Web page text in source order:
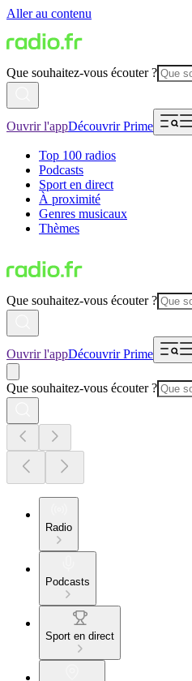
Aller au contenu
Que souhaitez-vous écouter ?
Ouvrir l'appDécouvrir Prime
Top 100 radios
Podcasts
Sport en direct
À proximité
Genres musicaux
Thèmes
Que souhaitez-vous écouter ?
Ouvrir l'appDécouvrir Prime
Que souhaitez-vous écouter ?
Radio
Podcasts
Sport en direct